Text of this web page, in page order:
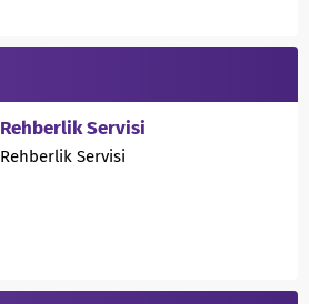
Rehberlik Servisi
Rehberlik Servisi